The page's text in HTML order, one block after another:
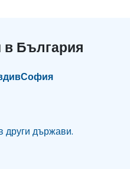
в България
София
други държави.